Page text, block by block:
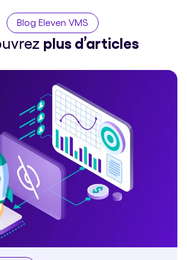
Blog Eleven VMS
plus d’articles